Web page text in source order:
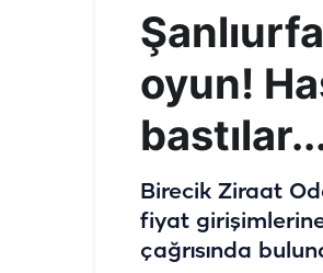
oyun!
Birecik Ziraat
fiyat
çağrısında